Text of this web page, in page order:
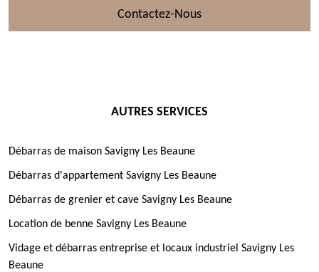
Contactez-Nous
AUTRES SERVICES
Débarras de maison Savigny Les Beaune
Débarras d'appartement Savigny Les Beaune
Débarras de grenier et cave Savigny Les Beaune
Location de benne Savigny Les Beaune
Vidage et débarras entreprise et locaux industriel Savigny Les
Beaune